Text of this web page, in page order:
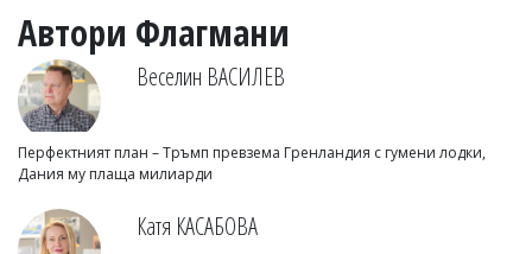
Автори Флагмани
Веселин ВАСИЛЕВ
Перфектният план – Тръмп превзема Гренландия с гумени лодки,
Дания му плаща милиарди
Катя КАСАБОВА